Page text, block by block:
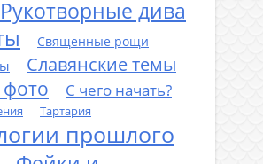
Рукотворные дива
Священные рощи
Славянские темы
С чего начать?
Тартария
прошлого